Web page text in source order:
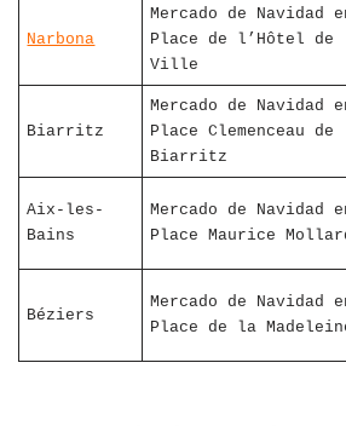
Narbona
Mercado de Navidad
Place de l’Hôtel de
Ville
Biarritz
Mercado de Navidad
Place Clemenceau de
Biarritz
Aix-les-
Bains
Mercado de Navidad
Place Maurice
Béziers
Mercado de Navidad
Place de la